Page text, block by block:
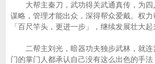
大帮主秦刀，武功得关武通真传，为四
谋略，管理才能出众，深得帮众爱戴。权力
「百尺竿头，更进一步」，继续发展壮大起
二帮主刘光，暗器功夫独步武林，就连
门的掌门人都承认自己没有这么出色的手法